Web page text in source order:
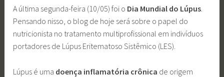
A última segunda-feira (10/05) foi o Dia Mundial do Lúpus
Pensando nisso, o blog de hoje será sobre o papel do
nutricionista no tratamento multiprofissional em indivíduos
portadores de Lúpus Eritematoso Sistêmico (LES).
Lúpus é uma doença inflamatória crônica de origem